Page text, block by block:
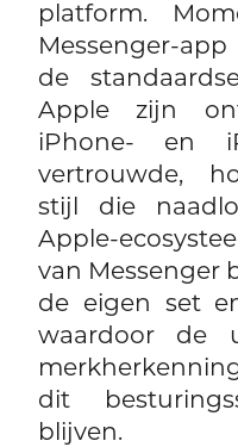
platform.
Messenger-
de
Apple zijn
iPhone- en
vertrouwde,
stijl die
Apple-
van Messenger
de eigen set
waardoor de
dit
blijven.